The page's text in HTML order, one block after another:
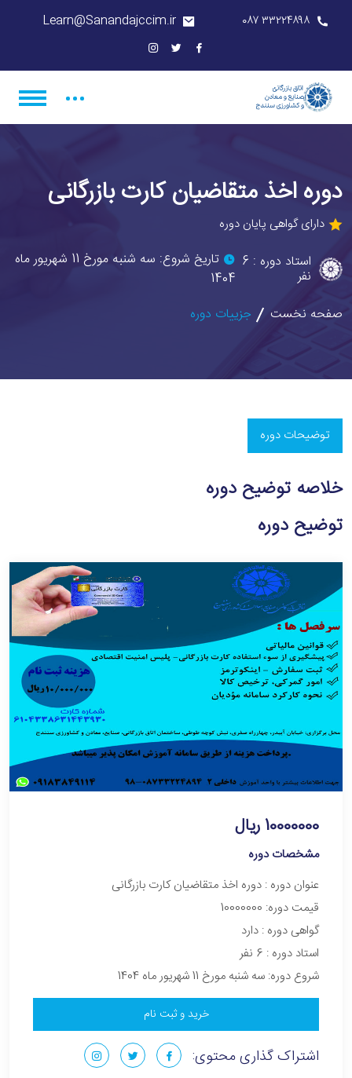
۳۳۲۲۴۸۹۸ ۰۸۷ Learn@Sanandajccim.ir
دوره اخذ متقاضیان کارت بازرگانی
دارای گواهی پایان دوره
استاد دوره : 6
نفر
تاریخ شروع: سه شنبه مورخ 11 شهریور ماه
1404
صفحه نخست
جزییات دوره
توضیحات دوره
خلاصه توضیح دوره
توضیح دوره
10000000 ریال
مشخصات دوره
عنوان دوره :‌ دوره اخذ متقاضیان کارت بازرگانی
قیمت دوره: 10000000
گواهی دوره : دارد
استاد دوره : 6 نفر
شروع دوره: سه شنبه مورخ 11 شهریور ماه 1404
خرید و ثبت نام
اشتراک گذاری محتوی: